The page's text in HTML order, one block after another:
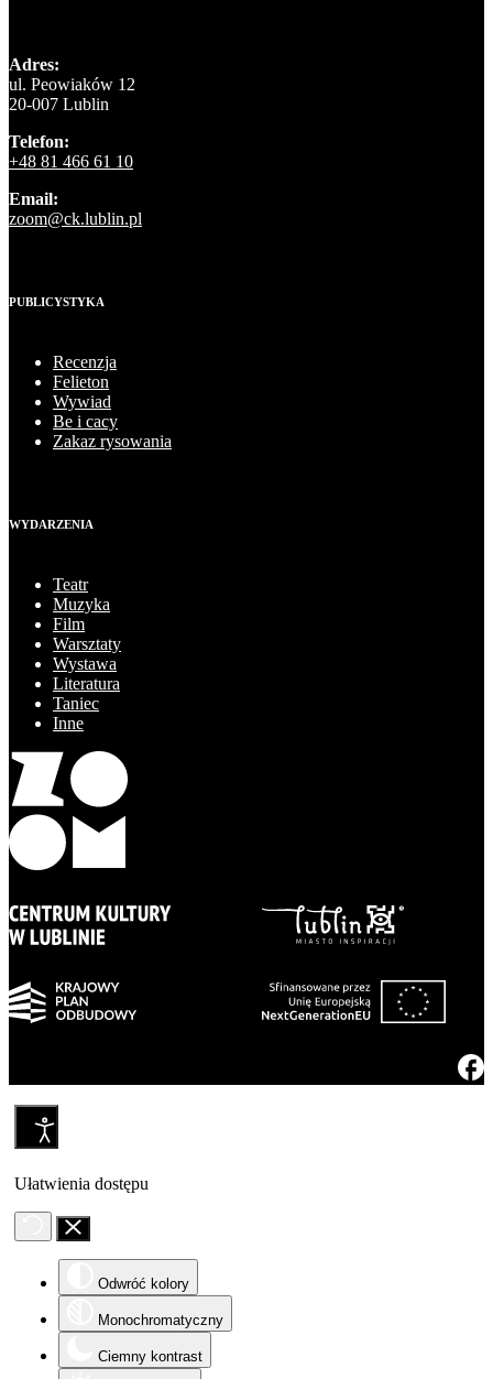
Adres:
ul. Peowiaków 12
20-007 Lublin
Telefon:
+48 81 466 61 10
Email:
zoom@ck.lublin.pl
PUBLICYSTYKA
Recenzja
Felieton
Wywiad
Be i cacy
Zakaz rysowania
WYDARZENIA
Teatr
Muzyka
Film
Warsztaty
Wystawa
Literatura
Taniec
Inne
Ułatwienia dostępu
Odwróć kolory
Monochromatyczny
Ciemny kontrast